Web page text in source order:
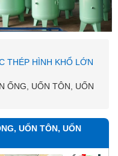
THÉP HÌNH KHỔ LỚN
ỐNG, UỐN TÔN, UỐN
UỐN TÔN, UỐN